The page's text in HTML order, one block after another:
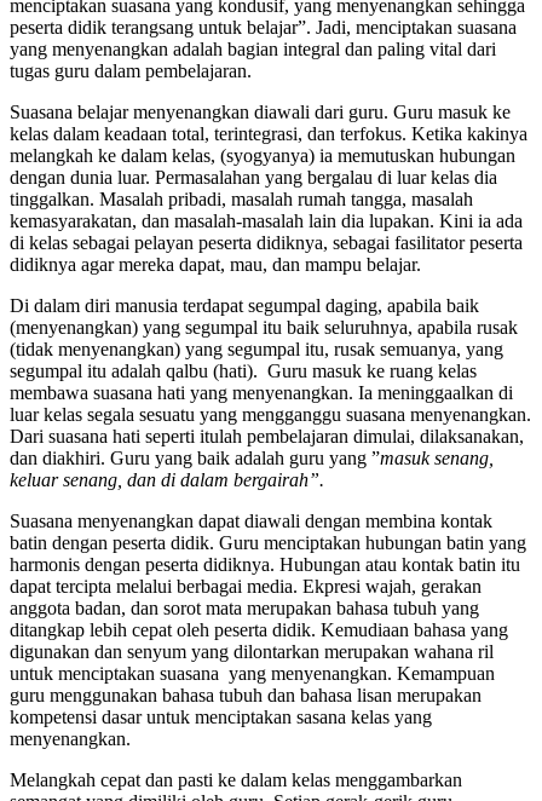
menciptakan suasana yang kondusif, yang menyenangkan sehingga
peserta didik terangsang untuk belajar”. Jadi, menciptakan suasana
yang menyenangkan adalah bagian integral dan paling vital dari
tugas guru dalam pembelajaran.
Suasana belajar menyenangkan diawali dari guru. Guru masuk ke
kelas dalam keadaan total, terintegrasi, dan terfokus. Ketika kakinya
melangkah ke dalam kelas, (syogyanya) ia memutuskan hubungan
dengan dunia luar. Permasalahan yang bergalau di luar kelas dia
tinggalkan. Masalah pribadi, masalah rumah tangga, masalah
kemasyarakatan, dan masalah-masalah lain dia lupakan. Kini ia ada
di kelas sebagai pelayan peserta didiknya, sebagai fasilitator peserta
didiknya agar mereka dapat, mau, dan mampu belajar.
Di dalam diri manusia terdapat segumpal daging, apabila baik
(menyenangkan) yang segumpal itu baik seluruhnya, apabila rusak
(tidak menyenangkan) yang segumpal itu, rusak semuanya, yang
segumpal itu adalah qalbu (hati). Guru masuk ke ruang kelas
membawa suasana hati yang menyenangkan. Ia meninggaalkan di
luar kelas segala sesuatu yang mengganggu suasana menyenangkan.
Dari suasana hati seperti itulah pembelajaran dimulai, dilaksanakan,
dan diakhiri. Guru yang baik adalah guru yang ”masuk senang,
keluar senang, dan di dalam bergairah”.
Suasana menyenangkan dapat diawali dengan membina kontak
batin dengan peserta didik. Guru menciptakan hubungan batin yang
harmonis dengan peserta didiknya. Hubungan atau kontak batin itu
dapat tercipta melalui berbagai media. Ekpresi wajah, gerakan
anggota badan, dan sorot mata merupakan bahasa tubuh yang
ditangkap lebih cepat oleh peserta didik. Kemudiaan bahasa yang
digunakan dan senyum yang dilontarkan merupakan wahana ril
untuk menciptakan suasana yang menyenangkan. Kemampuan
guru menggunakan bahasa tubuh dan bahasa lisan merupakan
kompetensi dasar untuk menciptakan sasana kelas yang
menyenangkan.
Melangkah cepat dan pasti ke dalam kelas menggambarkan